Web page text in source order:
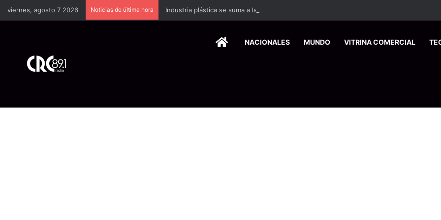
viernes, agosto 7 2026 Noticias de última hora Industria plástica se suma a la economía circular
HOMENACIONALES MUNDO VITRINA COMERCIAL